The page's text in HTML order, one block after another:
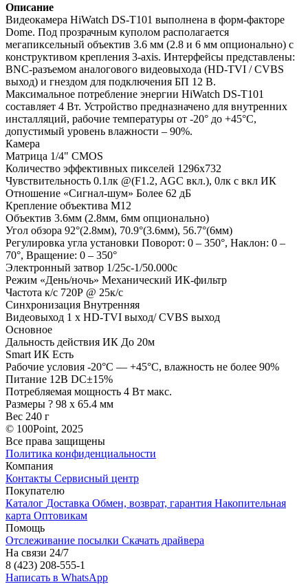
Описание
Видеокамера HiWatch DS-T101 выполнена в форм-факторе
Dome. Под прозрачным куполом располагается
мегапиксельный объектив 3.6 мм (2.8 и 6 мм опционально) с
конструктивом крепления 3-axis. Интерфейсы представлены:
BNC-разъемом аналогового видеовыхода (HD-TVI / CVBS
выход) и гнездом для подключения БП 12 В.
Максимальное потребление энергии HiWatch DS-T101
составляет 4 Вт. Устройство предназначено для внутренних
инсталляций, рабочие температуры от -20° до +45°C,
допустимый уровень влажности – 90%.
Камера
Матрица 1/4" CMOS
Количество эффективных пикселей 1296х732
Чувствительность 0.1лк @(F1.2, AGC вкл.), 0лк с вкл ИК
Отношение «Сигнал-шум» Более 62 дБ
Крепление объектива М12
Объектив 3.6мм (2.8мм, 6мм опционально)
Угол обзора 92°(2.8мм), 70.9°(3.6мм), 56.7°(6мм)
Регулировка угла установки Поворот: 0 – 350°, Наклон: 0 –
70°, Вращение: 0 – 350°
Электронный затвор 1/25с-1/50.000с
Режим «День/ночь» Механический ИК-фильтр
Частота к/с 720Р @ 25к/с
Синхронизация Внутренняя
Видеовыход 1 х HD-TVI выход/ CVBS выход
Основное
Дальность действия ИК До 20м
Smart ИК Есть
Рабочие условия -20°С — +45°С, влажность не более 90%
Питание 12В DC±15%
Потребляемая мощность 4 Вт макс.
Размеры ? 98 x 65.4 мм
Вес 240 г
© 100Point, 2025
Все права защищены
Политика конфиденциальности
Компания
Контакты Сервисный центр
Покупателю
Каталог Доставка Обмен, возврат, гарантия Накопительная
карта Оптовикам
Помощь
Отслеживание посылки Скачать драйвера
На связи 24/7
8 (423) 208-555-1
Написать в WhatsApp